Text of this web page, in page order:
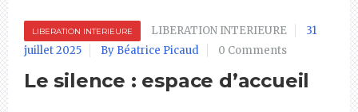
LIBERATION INTERIEURE LIBERATION INTERIEURE
31
juillet 2025
By Béatrice Picaud 0 Comments
Le silence : espace d’accueil